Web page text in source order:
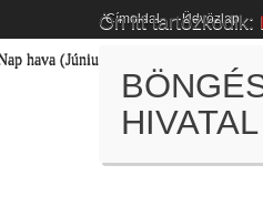
Címoldal Üdvözlap
hava (Június)
Ön itt tartózkodik:
HIVATAL